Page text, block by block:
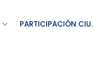
PARTICIPACIÓN CIU.